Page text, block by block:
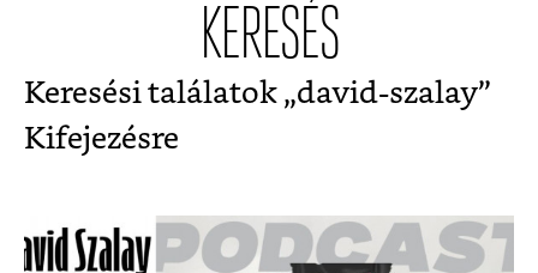
KERESÉS
Keresési találatok „david-szalay”
Kifejezésre